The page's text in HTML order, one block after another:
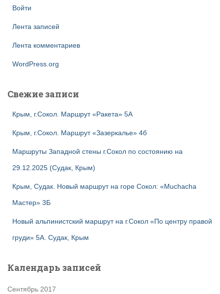
Войти
Лента записей
Лента комментариев
WordPress.org
Свежие записи
Крым, г.Сокол. Маршрут «Ракета» 5А
Крым, г.Сокол. Маршрут «Зазеркалье» 4б
Маршруты Западной стены г.Сокол по состоянию на
29.12.2025 (Судак, Крым)
Крым, Судак. Новый маршрут на горе Сокол: «Muchacha
Мастер» 3Б
Новый альпинистский маршрут на г.Сокол «По центру правой
груди» 5А. Судак, Крым
Календарь записей
Сентябрь 2017